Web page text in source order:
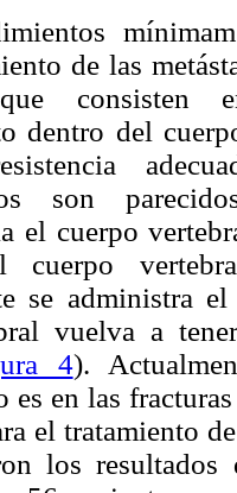
de las
consisten
dentro del
son
el cuerpo
cuerpo
se administra
vuelva a
4).
es en las
el tratamiento
los